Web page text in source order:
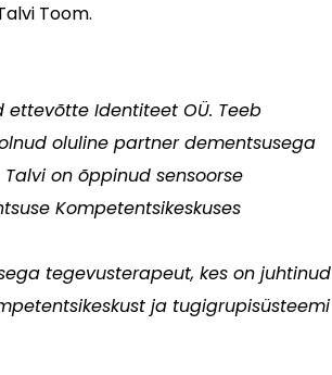
Toom.
Identiteet OÜ. Teeb
oluline partner dementsusega
on õppinud sensoorse
Kompetentsikeskuses
tegevusterapeut, kes on juhtinud
ja tugigrupisüsteemi